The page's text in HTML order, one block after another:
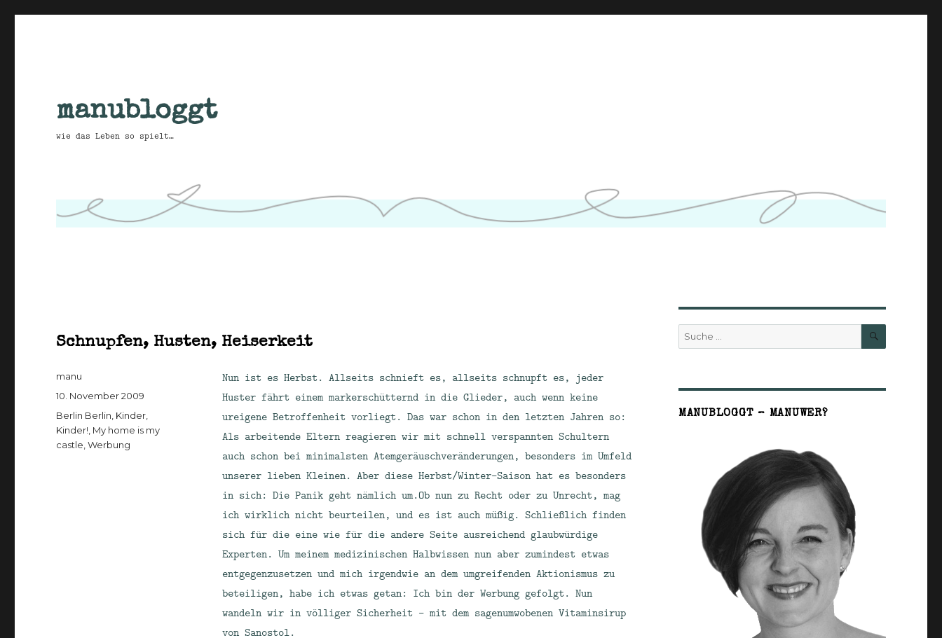
manubloggt
wie das Leben so spielt…
Schnupfen, Husten, Heiserkeit
Nun ist es Herbst. Allseits schnieft es, allseits schnupft es, jeder
Huster fährt einem markerschütternd in die Glieder, auch wenn keine
ureigene Betroffenheit vorliegt. Das war schon in den letzten Jahren so:
Als arbeitende Eltern reagieren wir mit schnell verspannten Schultern
auch schon bei minimalsten Atemgeräuschveränderungen, besonders im Umfeld
unserer lieben Kleinen. Aber diese Herbst/Winter-Saison hat es besonders
in sich: Die Panik geht nämlich um.Ob nun zu Recht oder zu Unrecht, mag
ich wirklich nicht beurteilen, und es ist auch müßig. Schließlich finden
sich für die eine wie für die andere Seite ausreichend glaubwürdige
Experten. Um meinem medizinischen Halbwissen nun aber zumindest etwas
entgegenzusetzen und mich irgendwie an dem umgreifenden Aktionismus zu
beteiligen, habe ich etwas getan: Ich bin der Werbung gefolgt. Nun
wandeln wir in völliger Sicherheit – mit dem sagenumwobenen Vitaminsirup
von Sanostol.
Autor
manu
Veröffentlicht
10. November 2009
Kategorien
Berlin Berlin Kinder,
Kinder! My home is my
castle ,Werbung
Suche
nach:
SUCHE
MANUBLOGGT – MANUWER?